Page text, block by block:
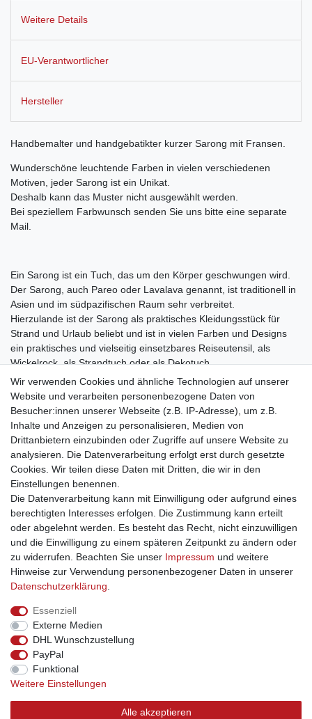
Weitere Details
EU-Verantwortlicher
Hersteller
Handbemalter und handgebatikter kurzer Sarong mit Fransen.
Wunderschöne leuchtende Farben in vielen verschiedenen
Motiven, jeder Sarong ist ein Unikat.
Deshalb kann das Muster nicht ausgewählt werden.
Bei speziellem Farbwunsch senden Sie uns bitte eine separate
Mail.
Ein Sarong ist ein Tuch, das um den Körper geschwungen wird.
Der Sarong, auch Pareo oder Lavalava genannt, ist traditionell in
Asien und im südpazifischen Raum sehr verbreitet.
Hierzulande ist der Sarong als praktisches Kleidungsstück für
Strand und Urlaub beliebt und ist in vielen Farben und Designs
ein praktisches und vielseitig einsetzbares Reiseutensil, als
Wickelrock, als Strandtuch oder als Dekotuch.
Material: Rayon
Grösse: 175 x 60 cm
Die passende Sarong-Spange finden Sie auch bei uns im
Shop.
Impressum Daten­schutz­erklärung AGB
Barrierefreiheitserklärung
Vertrag widerrufen
INFORMATIONEN
Über uns
Versand
Wir verwenden Cookies und ähnliche Technologien auf unserer
Website und verarbeiten personenbezogene Daten von
Besucher:innen unserer Webseite (z.B. IP-Adresse), um z.B.
Inhalte und Anzeigen zu personalisieren, Medien von
Drittanbietern einzubinden oder Zugriffe auf unsere Website zu
analysieren. Die Datenverarbeitung erfolgt erst durch gesetzte
Cookies. Wir teilen diese Daten mit Dritten, die wir in den
Einstellungen benennen.
Die Datenverarbeitung kann mit Einwilligung oder aufgrund eines
berechtigten Interesses erfolgen. Die Zustimmung kann erteilt
oder abgelehnt werden. Es besteht das Recht, nicht einzuwilligen
und die Einwilligung zu einem späteren Zeitpunkt zu ändern oder
zu widerrufen. Beachten Sie unser Impressum und weitere
Hinweise zur Verwendung personenbezogener Daten in unserer
Daten­schutz­erklärung
Essenziell
Externe Medien
DHL Wunschzustellung
PayPal
Funktional
Weitere Einstellungen
Alle akzeptieren